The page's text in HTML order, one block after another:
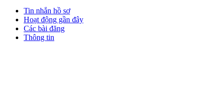
Tin nhắn hồ sơ
Hoạt động gần đây
Các bài đăng
Thông tin